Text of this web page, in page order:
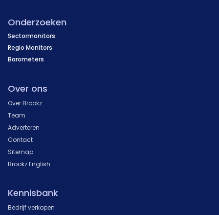
Onderzoeken
Sectormonitors
Regio Monitors
Barometers
Over ons
Over Brookz
Team
Adverteren
Contact
Sitemap
Brookz English
Kennisbank
Bedrijf verkopen